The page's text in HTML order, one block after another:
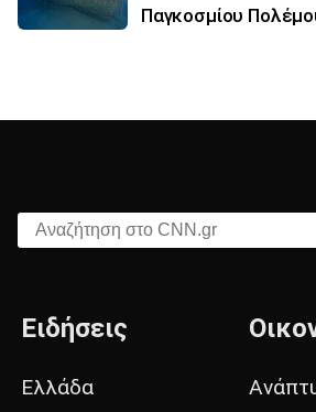
Παγκοσμίου
Αναζήτηση στο CNN.gr
Ειδήσεις
Ελλάδα